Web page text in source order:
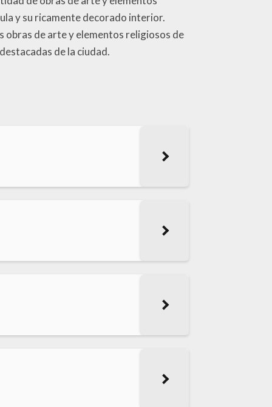
y su ricamente decorado interior.
obras de arte y elementos religiosos de
de la ciudad.